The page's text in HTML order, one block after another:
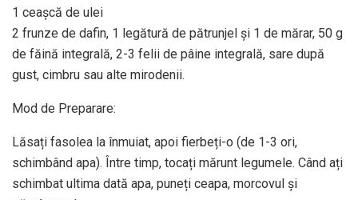
1 ceașcă de ulei
2 frunze de dafin, 1 legătură de pătrunjel și 1 de mărar, 50 g
de făină integrală, 2-3 felii de pâine integrală, sare după
gust, cimbru sau alte mirodenii.
Mod de Preparare:
Lăsați fasolea la înmuiat, apoi fierbeți-o (de 1-3 ori,
schimbând apa). Între timp, tocați mărunt legumele. Când ați
schimbat ultima dată apa, puneți ceapa, morcovul și